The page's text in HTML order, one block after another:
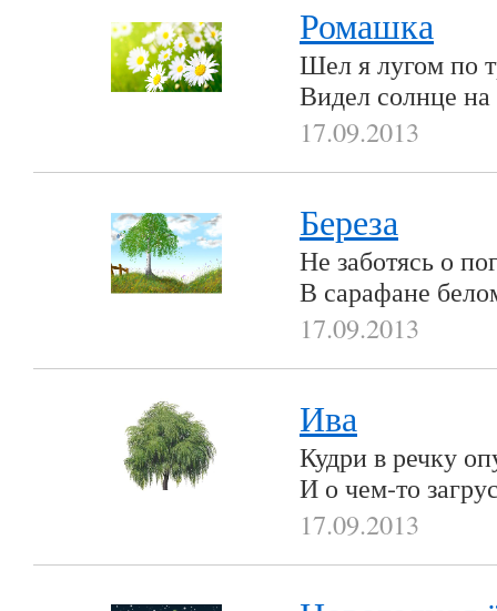
Ромашка
Шел я лугом по
Видел солнце на
17.09.2013
Береза
Не заботясь о
В сарафане
17.09.2013
Ива
Кудри в речку
И о чем-то
17.09.2013